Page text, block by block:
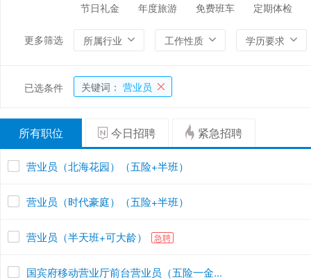
节日礼金
年度旅游 免费班车 定期体检
更多筛选 所属行业 工作性质 学历要求
已选条件 关键词： 营业员
所有职位 今日招聘 紧急招聘
营业员（北海花园）（五险+半班）
营业员（时代豪庭）（五险+半班）
营业员（半天班+可大龄） 急聘
国宾府移动营业厅前台营业员（五险一金...